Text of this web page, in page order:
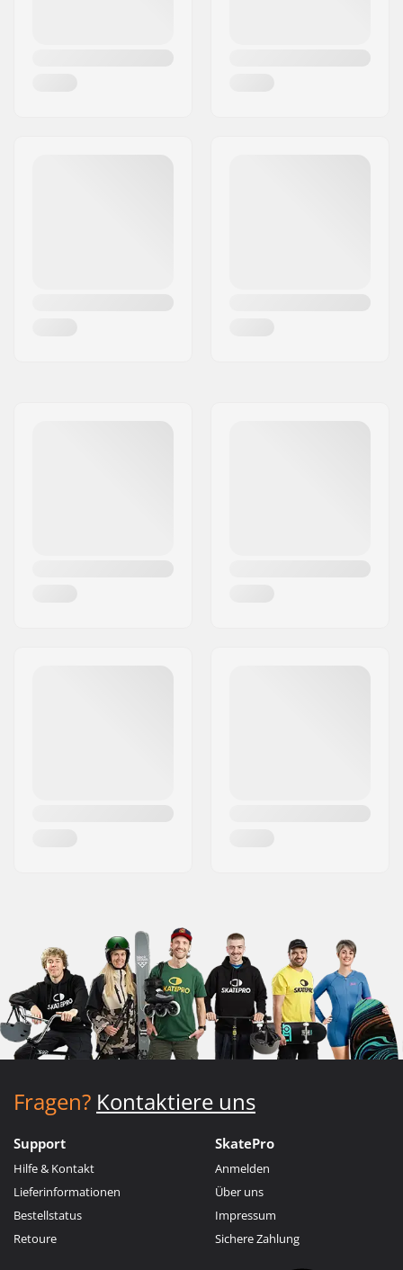
Fragen? Kontaktiere uns
Support
Hilfe & Kontakt
Lieferinformationen
Bestellstatus
Retoure
SkatePro
Anmelden
Über uns
Impressum
Sichere Zahlung